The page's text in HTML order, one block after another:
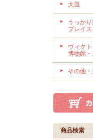
大皿
うっか
プレイス
ヴィク
博物館
その他
商品検索